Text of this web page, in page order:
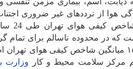
هوا از ترددهای غیر ضروری
كه در محدوده ناسالم برای تمام
به عدد ۱۵۷ میانگین شاخص كیفی
مركز سلامت محیط و كار وزارت